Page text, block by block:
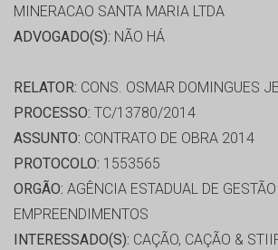
MINERACAO SANTA MARIA LTDA
ADVOGADO(S): NÃO HÁ
RELATOR: CONS. OSMAR DOMINGUES
PROCESSO: TC/13780/2014
ASSUNTO: CONTRATO DE OBRA 2014
PROTOCOLO: 1553565
ORGÃO: AGÊNCIA ESTADUAL DE GESTÃO
EMPREENDIMENTOS
INTERESSADO(S): CAÇÃO, CAÇÃO &